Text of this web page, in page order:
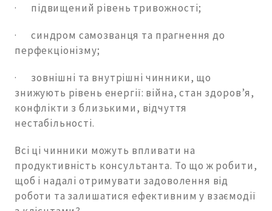
· підвищений рівень тривожності;
· синдром самозванця та прагнення до
перфекціонізму;
· зовнішні та внутрішні чинники, що
знижують рівень енергії: війна, стан здоров’я,
конфлікти з близькими, відчуття
нестабільності.
Всі ці чинники можуть впливати на
продуктивність консультанта. То що ж робити,
щоб і надалі отримувати задоволення від
роботи та залишатися ефективним у взаємодії